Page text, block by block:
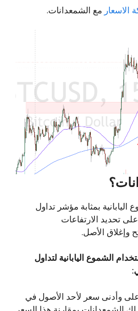
الاسعار مع الشمعدانات.
بمثابة مؤشر تداول
تحديد الارتفاعات
وإغلاق الأصل.
الشموع اليابانية لتداول
وأدنى سعر لأحد الأصول في